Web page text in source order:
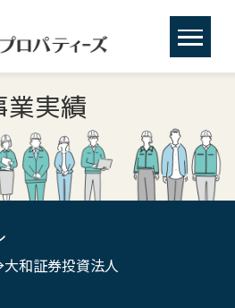
業実績
和証券投資法人